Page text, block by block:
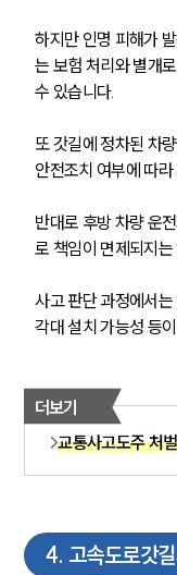
하지만 인명 피해가
는 보험 처리와 별개
수 있습니다.
또 갓길에 정차된 차
안전조치 여부에 따
반대로 후방 차량 운
로 책임이 면제되지는
사고 판단 과정에서
각대 설치 가능성 등
더보기
교통사고도주 처
4. 고속도로갓